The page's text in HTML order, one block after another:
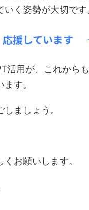
く姿勢が大切です
応援しています
活用が、これから
す。
ましょう。
お願いします。